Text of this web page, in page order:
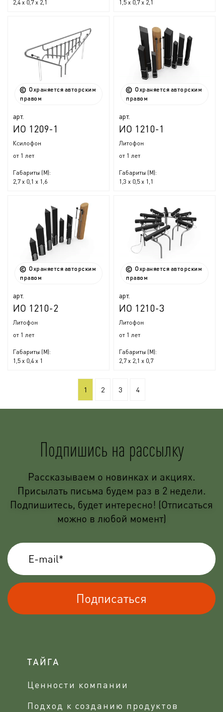
2,4 x 0,7 x 2,1 1,5 x 0,7 x 2,1
Охраняется авторским
правом
арт.
ИО 1209-1
Ксилофон
от 1 лет
Габариты (М):
2,7 x 0,1 x 1,6
Охраняется авторским
правом
арт.
ИО 1210-1
Литофон
от 1 лет
Габариты (М):
1,3 x 0,5 x 1,1
Охраняется авторским
правом
арт.
ИО 1210-2
Литофон
от 1 лет
Габариты (М):
1,5 x 0,4 x 1
Охраняется авторским
правом
арт.
ИО 1210-3
Литофон
от 1 лет
Габариты (М):
2,7 x 2,1 x 0,7
1 2 3 4
Подпишись на рассылку
Рассказываем о новинках и акциях.
Присылать письма будем раз в 2 недели.
Подпишитесь, будет интересно! (Отписаться
можно в любой момент)
Подписаться
ТАЙГА
Ценности компании
Подход к созданию продуктов